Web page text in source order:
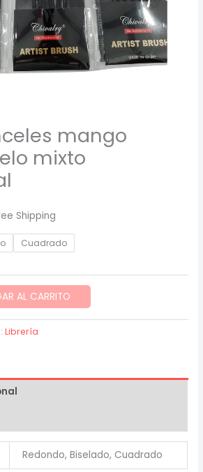
mango
mixto
Shipping
Cuadrado
AL CARRITO
Librería
Redondo, Biselado, Cuadrado